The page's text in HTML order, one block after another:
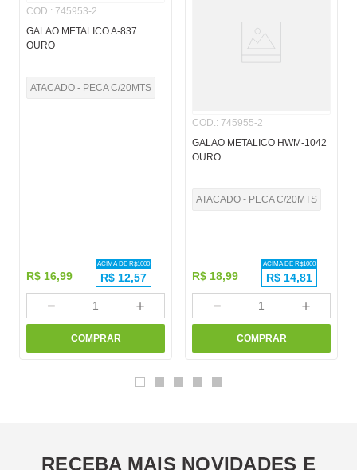
COD.: 745953-2
GALAO METALICO A-837
OURO
ATACADO - PECA C/20MTS
R$ 16,99
ACIMA DE R$1000
R$ 12,57
＋
－
COMPRAR
COD.: 745955-2
GALAO METALICO HWM-1042
OURO
ATACADO - PECA C/20MTS
R$ 18,99
ACIMA DE R$1000
R$ 14,81
＋
－
COMPRAR
RECEBA MAIS NOVIDADES E